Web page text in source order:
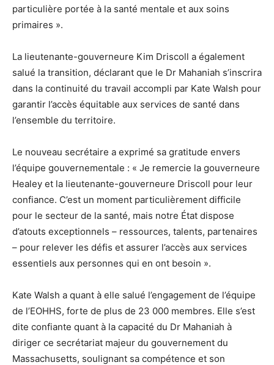
particulière portée à la santé mentale et aux soins
primaires ».
La lieutenante-gouverneure Kim Driscoll a également
salué la transition, déclarant que le Dr Mahaniah s’inscrira
dans la continuité du travail accompli par Kate Walsh pour
garantir l’accès équitable aux services de santé dans
l’ensemble du territoire.
Le nouveau secrétaire a exprimé sa gratitude envers
l’équipe gouvernementale : « Je remercie la gouverneure
Healey et la lieutenante-gouverneure Driscoll pour leur
confiance. C’est un moment particulièrement difficile
pour le secteur de la santé, mais notre État dispose
d’atouts exceptionnels – ressources, talents, partenaires
– pour relever les défis et assurer l’accès aux services
essentiels aux personnes qui en ont besoin ».
Kate Walsh a quant à elle salué l’engagement de l’équipe
de l’EOHHS, forte de plus de 23 000 membres. Elle s’est
dite confiante quant à la capacité du Dr Mahaniah à
diriger ce secrétariat majeur du gouvernement du
Massachusetts, soulignant sa compétence et son